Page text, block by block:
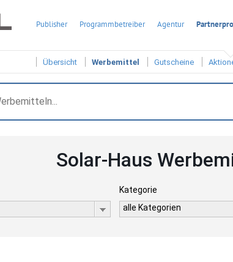
Publisher Programmbetreiber Agentur
Übersicht Werbemittel Gutscheine
Solar-Haus
Kategorie
alle Kategorien